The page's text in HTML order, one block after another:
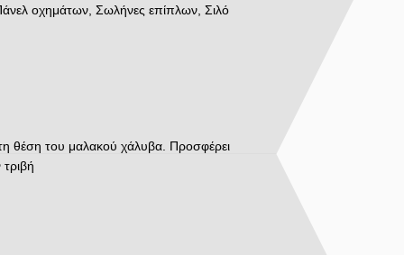
οχημάτων, Σωλήνες επίπλων, Σιλό
θέση του μαλακού χάλυβα. Προσφέρει